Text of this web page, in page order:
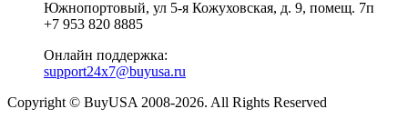
Южнопортовый, ул 5-я Кожуховская, д. 9, помещ. 7п
+7 953 820 8885
Онлайн поддержка:
support24x7@buyusa.ru
Copyright © BuyUSA 2008-2026. All Rights Reserved